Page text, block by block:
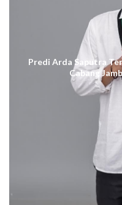
Predi Arda Saputra
Cabang